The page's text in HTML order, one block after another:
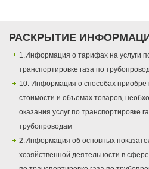
РАСКРЫТИЕ
1.Информация о тарифах на услуги
транспортировке газа по
10. Информация о способах
стоимости и объемах товаров,
оказания услуг по транспортировке
трубопроводам
2.Информация об основных
хозяйственной деятельности в сфере